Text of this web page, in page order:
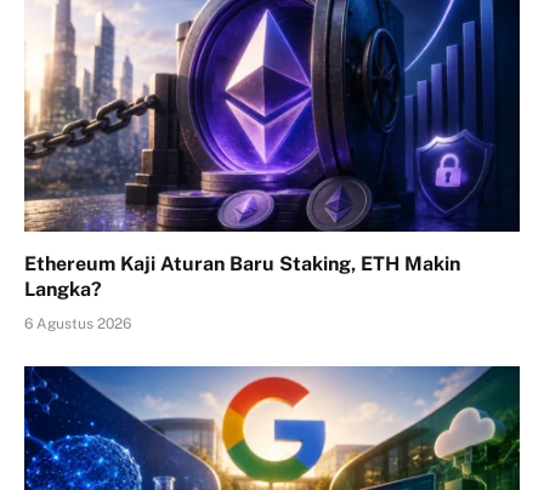
Ethereum Kaji Aturan Baru Staking, ETH Makin
Langka?
6 Agustus 2026